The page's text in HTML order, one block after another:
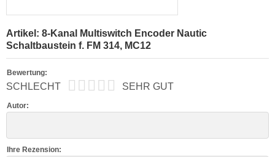
Artikel: 8-Kanal Multiswitch Encoder Nautic
Schaltbaustein f. FM 314, MC12
Bewertung:
SCHLECHT SEHR GUT
Autor:
Ihre Rezension: